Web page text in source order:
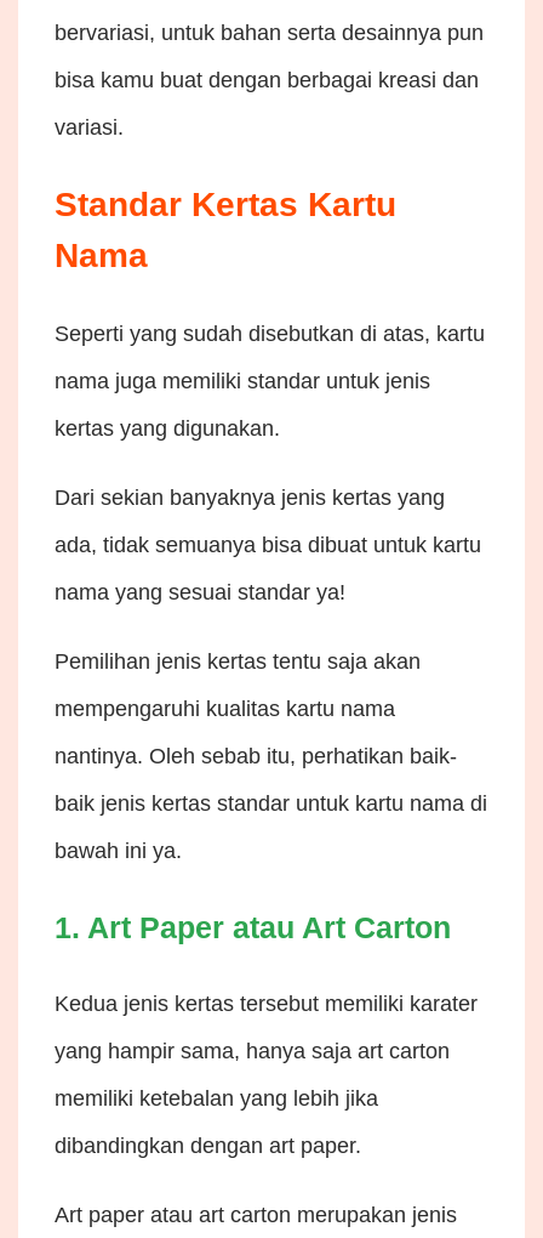
bervariasi, untuk bahan serta desainnya pun
bisa kamu buat dengan berbagai kreasi dan
variasi.
Standar Kertas Kartu
Nama
Seperti yang sudah disebutkan di atas, kartu
nama juga memiliki standar untuk jenis
kertas yang digunakan.
Dari sekian banyaknya jenis kertas yang
ada, tidak semuanya bisa dibuat untuk kartu
nama yang sesuai standar ya!
Pemilihan jenis kertas tentu saja akan
mempengaruhi kualitas kartu nama
nantinya. Oleh sebab itu, perhatikan baik-
baik jenis kertas standar untuk kartu nama di
bawah ini ya.
1. Art Paper atau Art Carton
Kedua jenis kertas tersebut memiliki karater
yang hampir sama, hanya saja art carton
memiliki ketebalan yang lebih jika
dibandingkan dengan art paper.
Art paper atau art carton merupakan jenis